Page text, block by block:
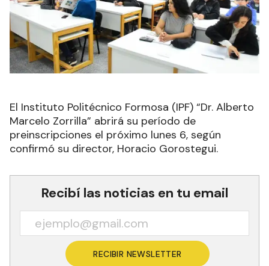
El Instituto Politécnico Formosa (IPF) “Dr. Alberto
Marcelo Zorrilla” abrirá su período de
preinscripciones el próximo lunes 6, según
confirmó su director, Horacio Gorostegui.
Recibí las noticias en tu email
RECIBIR NEWSLETTER